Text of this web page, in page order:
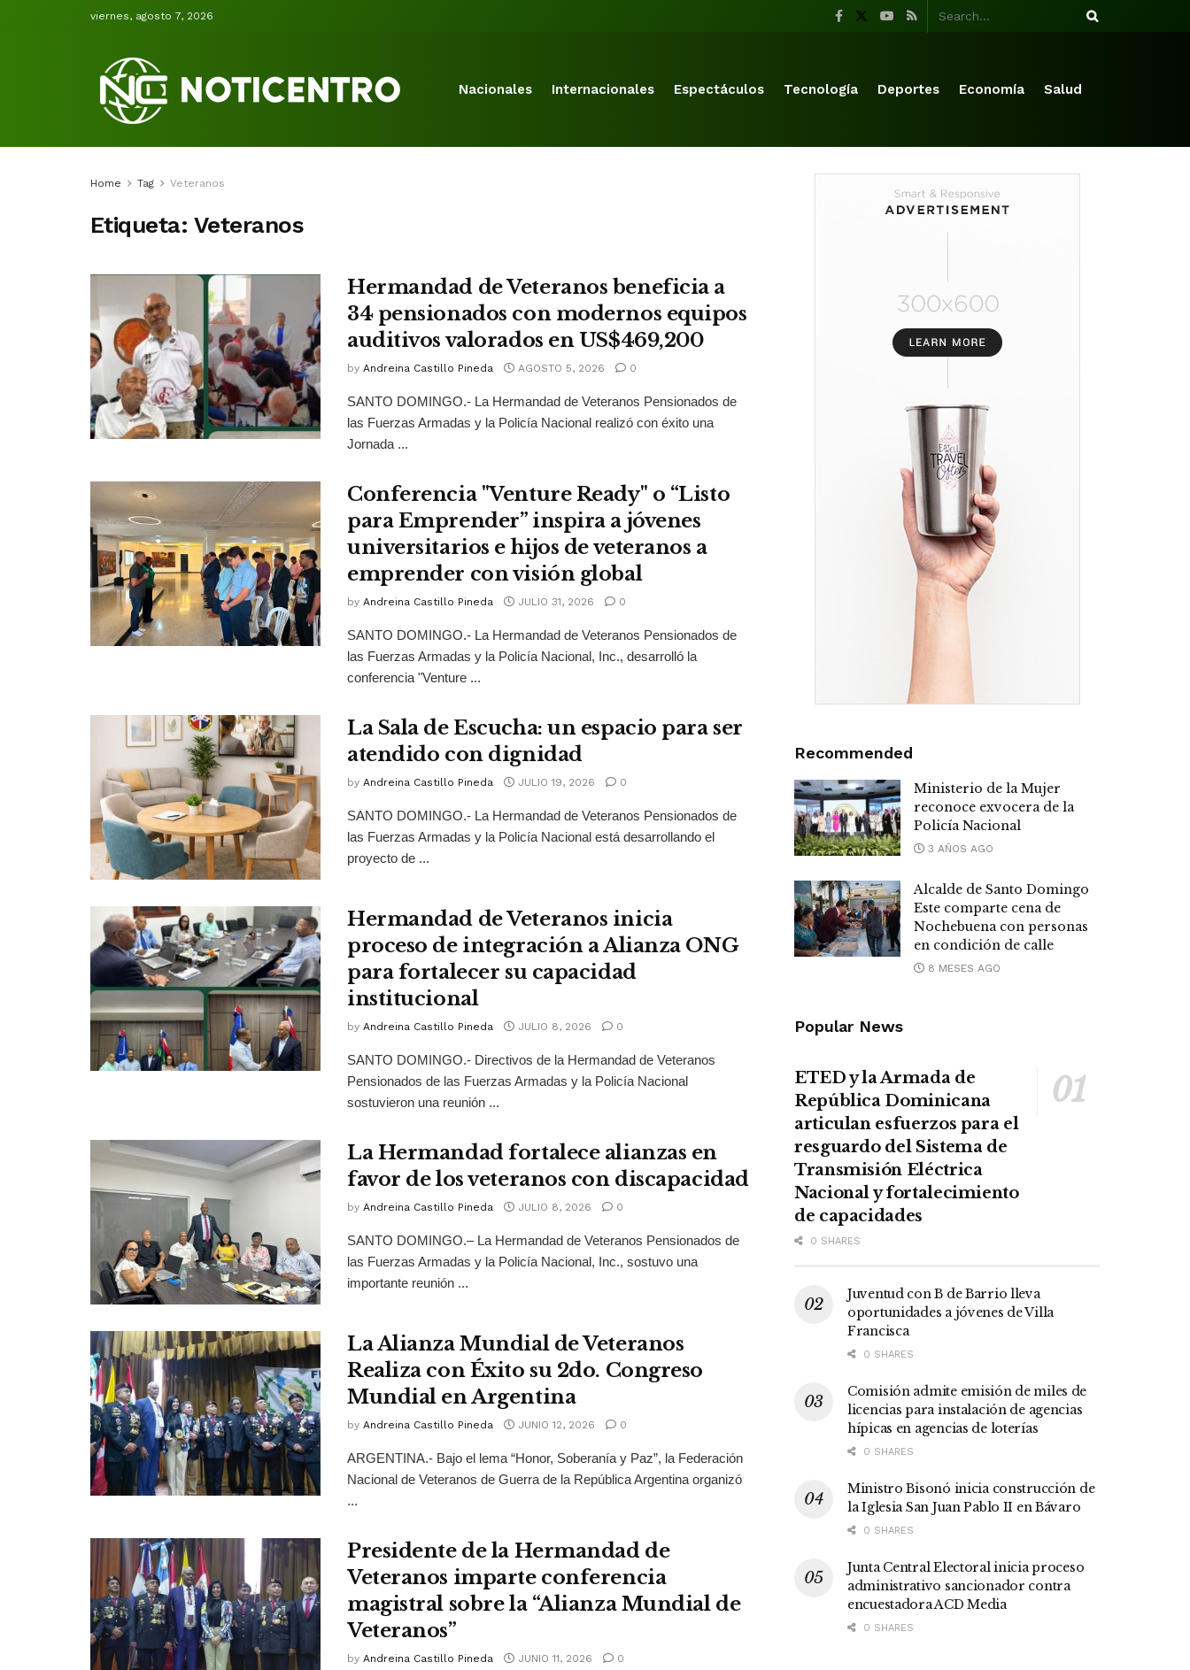
viernes, agosto 7, 2026
Nacionales Internacionales Espectáculos Tecnología Deportes Economía Salud
Home Tag Veteranos
Etiqueta: Veteranos
Hermandad de Veteranos beneficia a
34 pensionados con modernos equipos
auditivos valorados en US$469,200
by Andreina Castillo Pineda AGOSTO 5, 2026 0
SANTO DOMINGO.- La Hermandad de Veteranos Pensionados de
las Fuerzas Armadas y la Policía Nacional realizó con éxito una
Jornada ...
Conferencia "Venture Ready" o “Listo
para Emprender” inspira a jóvenes
universitarios e hijos de veteranos a
emprender con visión global
by Andreina Castillo Pineda JULIO 31, 2026 0
SANTO DOMINGO.- La Hermandad de Veteranos Pensionados de
las Fuerzas Armadas y la Policía Nacional, Inc., desarrolló la
conferencia "Venture ...
La Sala de Escucha: un espacio para ser
atendido con dignidad
by Andreina Castillo Pineda JULIO 19, 2026 0
SANTO DOMINGO.- La Hermandad de Veteranos Pensionados de
las Fuerzas Armadas y la Policía Nacional está desarrollando el
proyecto de ...
Hermandad de Veteranos inicia
proceso de integración a Alianza ONG
para fortalecer su capacidad
institucional
by Andreina Castillo Pineda JULIO 8, 2026 0
SANTO DOMINGO.- Directivos de la Hermandad de Veteranos
Pensionados de las Fuerzas Armadas y la Policía Nacional
sostuvieron una reunión ...
La Hermandad fortalece alianzas en
favor de los veteranos con discapacidad
by Andreina Castillo Pineda JULIO 8, 2026 0
SANTO DOMINGO.– La Hermandad de Veteranos Pensionados de
las Fuerzas Armadas y la Policía Nacional, Inc., sostuvo una
importante reunión ...
La Alianza Mundial de Veteranos
Realiza con Éxito su 2do. Congreso
Mundial en Argentina
by Andreina Castillo Pineda JUNIO 12, 2026 0
ARGENTINA.- Bajo el lema “Honor, Soberanía y Paz”, la Federación
Nacional de Veteranos de Guerra de la República Argentina organizó
...
Presidente de la Hermandad de
Veteranos imparte conferencia
magistral sobre la “Alianza Mundial de
Veteranos”
by Andreina Castillo Pineda JUNIO 11, 2026 0
Recommended
Ministerio de la Mujer
reconoce exvocera de la
Policía Nacional
3 AÑOS AGO
Alcalde de Santo Domingo
Este comparte cena de
Nochebuena con personas
en condición de calle
8 MESES AGO
Popular News
ETED y la Armada de
República Dominicana
articulan esfuerzos para el
resguardo del Sistema de
Transmisión Eléctrica
Nacional y fortalecimiento
de capacidades
0 SHARES
Juventud con B de Barrio lleva
oportunidades a jóvenes de Villa
Francisca
0 SHARES
Comisión admite emisión de miles de
licencias para instalación de agencias
hípicas en agencias de loterías
0 SHARES
Ministro Bisonó inicia construcción de
la Iglesia San Juan Pablo II en Bávaro
0 SHARES
Junta Central Electoral inicia proceso
administrativo sancionador contra
encuestadora ACD Media
0 SHARES